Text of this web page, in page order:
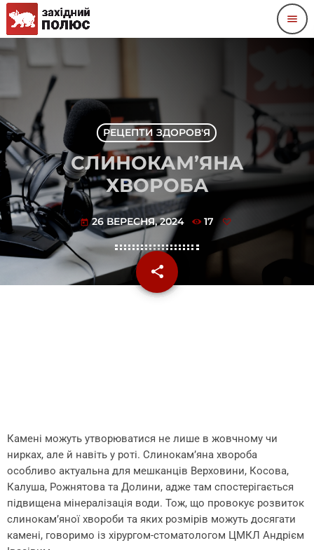
menu
РЕЦЕПТИ ЗДОРОВ'Я
СЛИНОКАМ’ЯНА
ХВОРОБА
today 26 ВЕРЕСНЯ, 2024 17
share
email
Камені можуть утворюватися не лише в жовчному чи
нирках, але й навіть у роті. Слинокам’яна хвороба
особливо актуальна для мешканців Верховини, Косова,
Калуша, Рожнятова та Долини, адже там спостерігається
підвищена мінералізація води. Тож, що провокує розвиток
слинокам’яної хвороби та яких розмірів можуть досягати
камені, говоримо із хірургом-стоматологом ЦМКЛ Андрієм